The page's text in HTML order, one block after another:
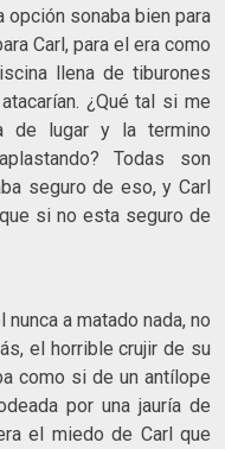
sonaba bien para
Carl, para el era como
llena de tiburones
¿Qué tal si me
de lugar y la termino
Todas son
seguro de eso, y Carl
si no esta seguro de
a matado nada, no
el horrible crujir de su
como si de un antílope
por una jauría de
el miedo de Carl que